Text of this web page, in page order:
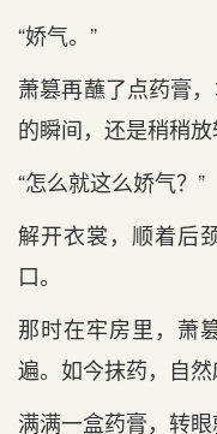
“娇气。”
萧篡再蘸了点药膏
的瞬间，还是稍稍放
“怎么就这么娇气？”
解开衣裳，顺着后
口。
那时在牢房里，萧
遍。如今抹药，自然
满满一盒药膏，转眼